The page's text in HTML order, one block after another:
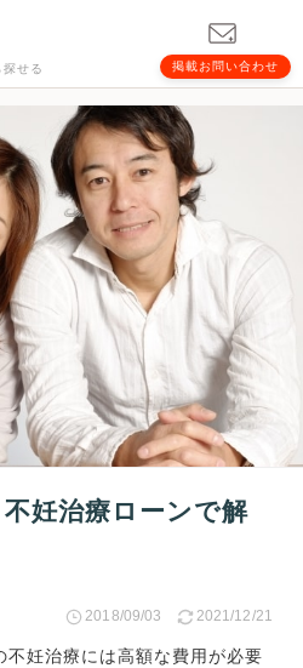
せる 掲載お問い合わせ
妊治療ローンで解
2018/09/03 2021/12/21
妊治療には高額な費用が必要